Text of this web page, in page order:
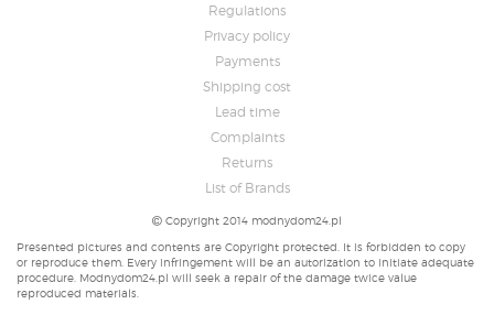
Regulations
Privacy policy
Payments
Shipping cost
Lead time
Complaints
Returns
List of Brands
Copyright 2014 modnydom24.pl
Presented pictures and contents are Copyright protected. It is forbidden to copy
or reproduce them. Every infringement will be an autorization to initiate adequate
procedure. Modnydom24.pl will seek a repair of the damage twice value
reproduced materials.